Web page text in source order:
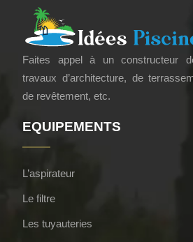
Faites appel à un constructeur
travaux d’architecture, de
de revêtement, etc.
EQUIPEMENTS
L’aspirateur
Le filtre
Les tuyauteries